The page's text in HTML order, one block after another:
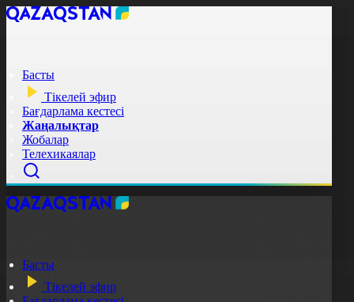
Басты
Тікелей эфир
Бағдарлама кестесі
Жаңалықтар
Жобалар
Телехикаялар
Басты
Тікелей эфир